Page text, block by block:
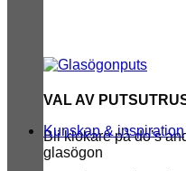
VAL AV
Bli klokare på do’s
glasögon
Kunskap & inspiration